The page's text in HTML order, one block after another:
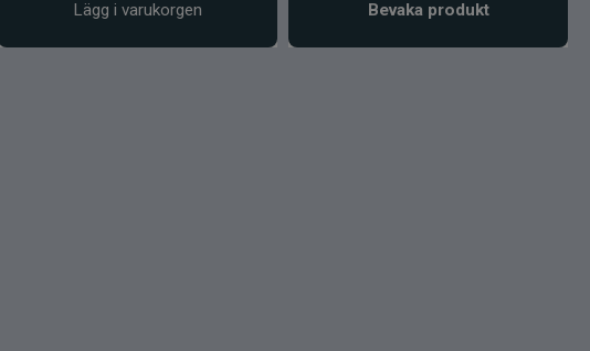
Lägg i varukorgen Bevaka produkt